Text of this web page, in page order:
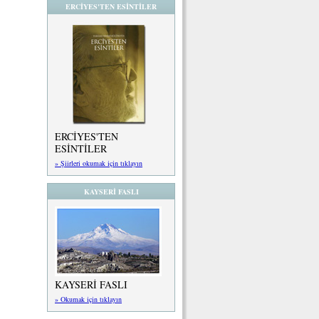
ERCİYES'TEN ESİNTİLER
ERCİYES'TEN
ESİNTİLER
» Şiirleri okumak için tıklayın
KAYSERİ FASLI
KAYSERİ FASLI
» Okumak için tıklayın